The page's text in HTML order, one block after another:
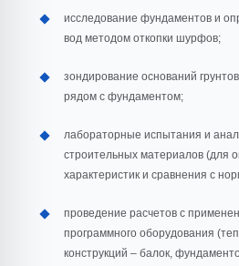
исследование фундаментов и
вод методом откопки шурфов;
зондирование оснований
рядом с фундаментом;
лабораторные испытания и
строительных материалов (для
характеристик и сравнения с
проведение расчетов с
программного оборудования
конструкций – балок,